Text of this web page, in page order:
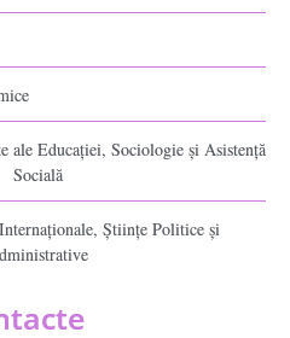
ale Educaţiei, Sociologie și Asistență
Socială
Ştiinţe Politice şi